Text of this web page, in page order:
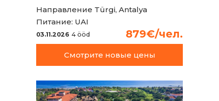
Направление Türgi, Antalya
Питание: UAI
03.11.2026 4 ööd 879€/чел.
Смотрите новые цены